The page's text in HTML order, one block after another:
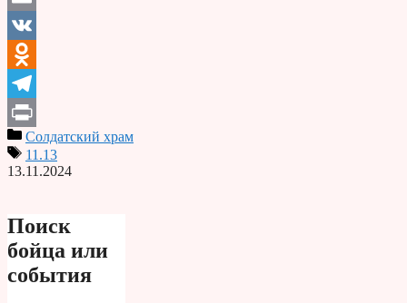
Email
VK
Odnoklassniki
Telegram
PrintСолдатский храм
11.13
13.11.2024
Поиск
бойца или
события